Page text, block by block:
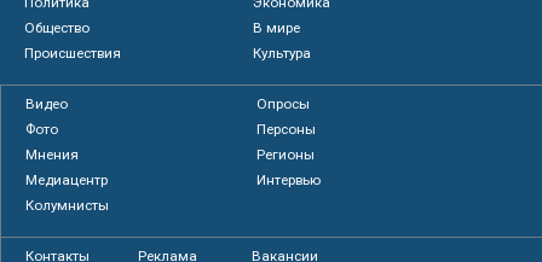
Общество
В мире
Происшествия
Культура
Видео
Опросы
Фото
Персоны
Мнения
Регионы
Медиацентр
Интервью
Колумнисты
Контакты Реклама Вакансии